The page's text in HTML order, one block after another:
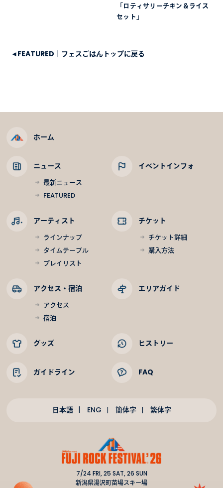
「ロティサリーチキン＆ライス
セット」
◂FEATURED｜フェスごはんトップに戻る
ホーム
ニュース
最新ニュース
FEATURED
イベントインフォ
アーティスト
ラインナップ
タイムテーブル
プレイリスト
チケット
チケット詳細
購入方法
アクセス・宿泊
アクセス
宿泊
エリアガイド
グッズ ヒストリー
ガイドライン FAQ
日本語 ENG 簡体字 繁体字
7/24 FRI, 25 SAT, 26 SUN
新潟県湯沢町苗場スキー場